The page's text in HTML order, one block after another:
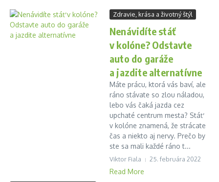
Zdravie, krása a životný štýl
Nenávidíte stáť
v kolóne? Odstavte
auto do garáže
a jazdite alternatívne
Máte prácu, ktorá vás baví, ale
ráno stávate so zlou náladou,
lebo vás čaká jazda cez
upchaté centrum mesta? Stáť
v kolóne znamená, že strácate
čas a niekto aj nervy. Prečo by
ste sa mali každé ráno t...
Viktor Fiala 25. februára 2022
Read More